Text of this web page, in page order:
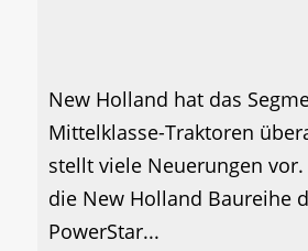
New Holland hat das
Mittelklasse-Traktoren
stellt viele Neuerungen
die New Holland Baureihe
PowerStar...